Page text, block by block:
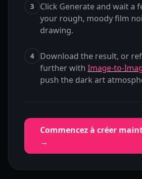
3
Click Generate and wait a
your rough, moody film
drawing.
4
Download the result, or
further with Image-to-
push the dark art
Commencez à créer
→